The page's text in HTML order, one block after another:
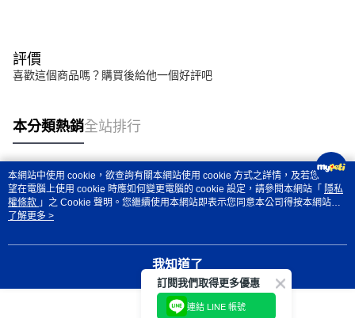
評價
喜歡這個商品嗎？購買後給他一個好評吧
本分類熱銷全站排行
熱門標籤
本網站中使用 cookie，欲查詢有關本網站使用 cookie 方式之詳情，及若您不希
望在電腦上使用 cookie 時應如何變更電腦的 cookie 設定，請參閱本網站「 隱私
權條款 」之 Cookie 聲明。您繼續使用本網站即表示您同意本公司得按本網站使
用條款之 Cookie 聲明使用 cookie。
了解更多 >
我知道了
訂閱我們取得更多優惠
連結 LINE 帳號